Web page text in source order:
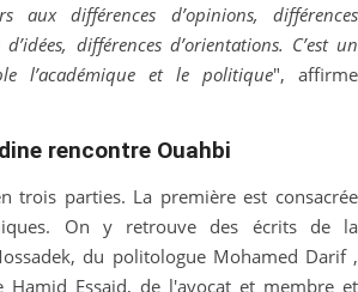
aux différences d’opinions, différences
d’idées, différences d’orientations. C’est un
l’académique et le politique", affirme
rencontre Ouahbi
trois parties. La première est consacrée
On y retrouve des écrits de la
du politologue Mohamed Darif ,
Hamid Essaid, de l'avocat et membre et